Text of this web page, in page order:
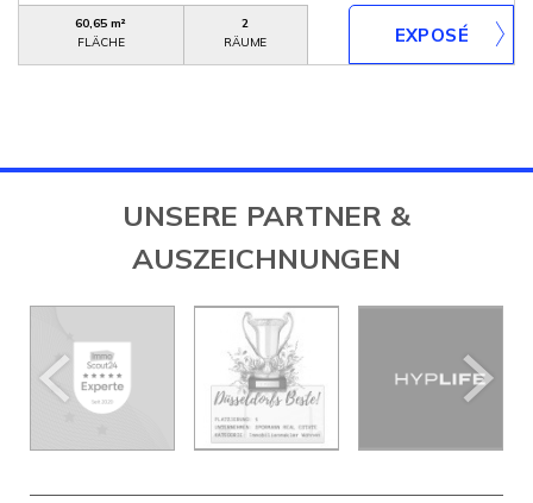
60,65 m²
FLÄCHE
2
RÄUME
UNSERE PARTNER &
AUSZEICHNUNGEN